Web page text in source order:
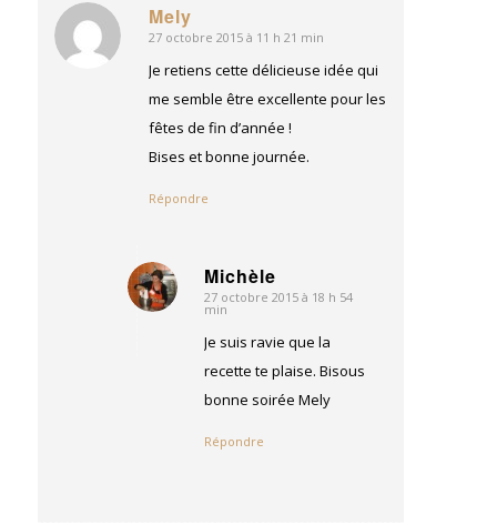
Mely
dit
:
27 octobre 2015 à 11 h 21 min
Je retiens cette délicieuse idée qui
me semble être excellente pour les
fêtes de fin d’année !
Bises et bonne journée.
Répondre
Michèle
dit
27 octobre 2015 à 18 h 54
min
Je suis ravie que la
recette te plaise. Bisous
bonne soirée Mely
Répondre